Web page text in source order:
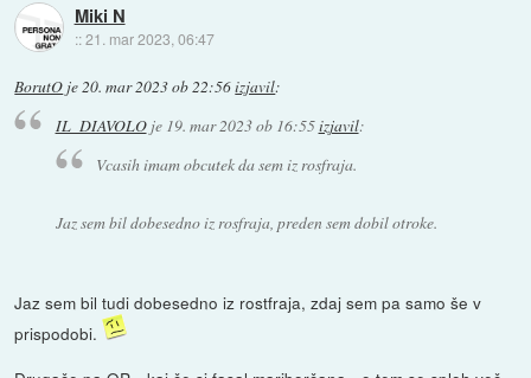
Miki N
::21. mar 2023, 06:47
BorutO je 20. mar 2023 ob 22:56izjavil:
IL_DIAVOLOje 19. mar 2023 ob 16:55izjavil:
Vcasih imam obcutek da sem iz rosfraja.
Jaz sem bil dobesedno iz rosfraja, preden sem dobil otroke.
Jaz sem bil tudi dobesedno iz rostfraja, zdaj sem pa samo še v
prispodobi.